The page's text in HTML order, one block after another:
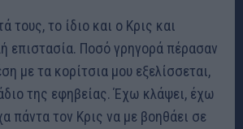
τους, το ίδιο και ο Κρις και
επιστασία. Ποσό γρηγορά πέρασαν
με τα κορίτσια μου εξελίσσεται,
της εφηβείας. Έχω κλάψει, έχω
πάντα τον Κρις να με βοηθάει σε